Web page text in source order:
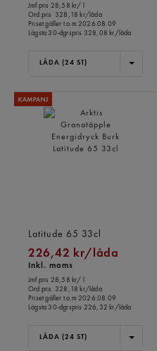
Jmf.pris 28,58 kr/ l
Ord.pris 328,18 kr/låda
Priset gäller t.o.m 2026.08.09
Lägsta 30-dgrspris 328,08 kr/låda
LÅDA (24 ST)
Latitude 65 33cl
226,42 kr/låda
Inkl. moms
Jmf.pris 28,58 kr/ l
Ord.pris 328,18 kr/låda
Priset gäller t.o.m 2026.08.09
Lägsta 30-dgrspris 226,32 kr/låda
LÅDA (24 ST)